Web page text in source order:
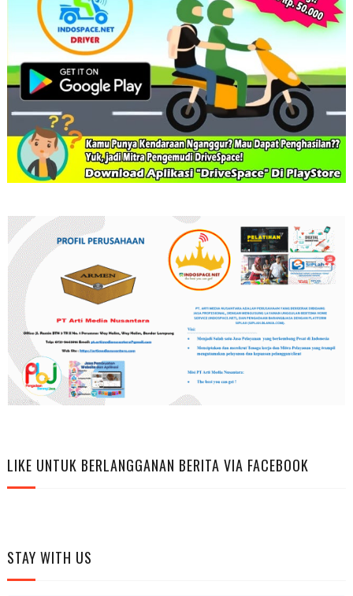
LIKE UNTUK BERLANGGANAN BERITA VIA FACEBOOK
STAY WITH US